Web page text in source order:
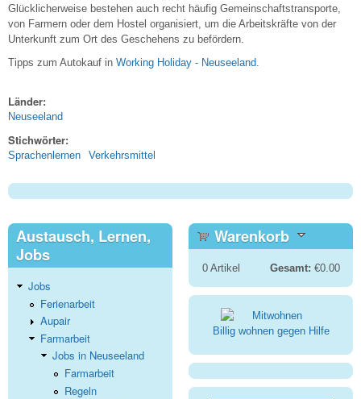
Glücklicherweise bestehen auch recht häufig Gemeinschaftstransporte,
von Farmern oder dem Hostel organisiert, um die Arbeitskräfte von der
Unterkunft zum Ort des Geschehens zu befördern.
Tipps zum Autokauf in Working Holiday - Neuseeland.
Länder:
Neuseeland
Stichwörter:
Sprachenlernen Verkehrsmittel
Austausch, Lernen,
Jobs
Jobs
Ferienarbeit
Aupair
Farmarbeit
Jobs in Neuseeland
Farmarbeit
Regeln
Warenkorb
0Artikel Gesamt: €0.00
Billig wohnen gegen Hilfe